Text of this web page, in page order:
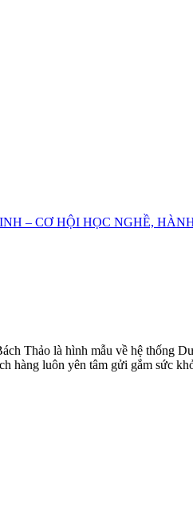
– CƠ HỘI HỌC NGHỀ,
Thảo là hình mẫu về hệ thống
hàng luôn yên tâm gửi gắm sức